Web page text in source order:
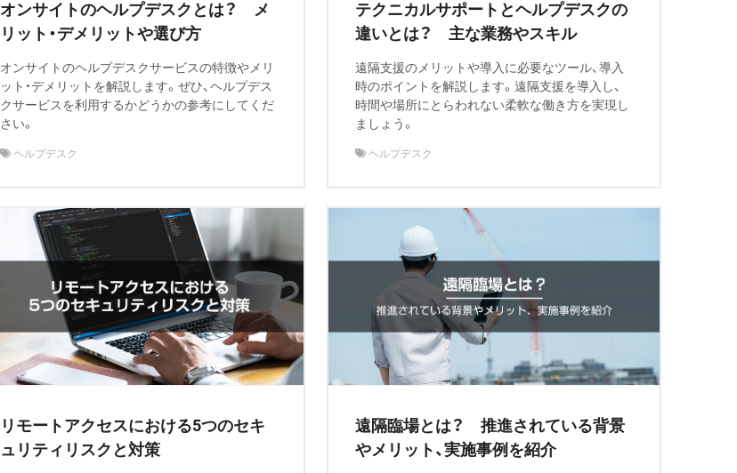
オンサイトのヘルプデスクとは？ メ
リット・デメリットや選び方
オンサイトのヘルプデスクサービスの特徴やメリ
ット・デメリットを解説します。ぜひ、ヘルプデス
クサービスを利用するかどうかの参考にしてくだ
さい。
ヘルプデスク
テクニカルサポートとヘルプデスクの
違いとは？ 主な業務やスキル
遠隔支援のメリットや導入に必要なツール、導入
時のポイントを解説します。遠隔支援を導入し、
時間や場所にとらわれない柔軟な働き方を実現し
ましょう。
ヘルプデスク
リモートアクセスにおける5つのセキ
ュリティリスクと対策
遠隔臨場とは？ 推進されている背景
やメリット、実施事例を紹介